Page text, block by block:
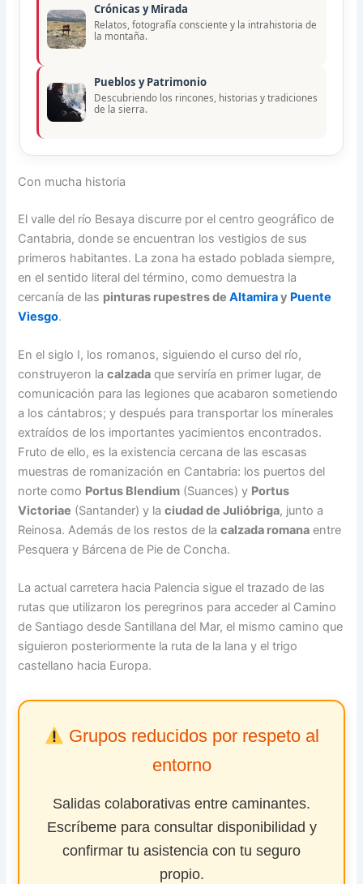
Crónicas y Mirada
Relatos, fotografía consciente y la intrahistoria de
la montaña.
Pueblos y Patrimonio
Descubriendo los rincones, historias y tradiciones
de la sierra.
Con mucha historia
El valle del río Besaya discurre por el centro geográfico de
Cantabria, donde se encuentran los vestigios de sus
primeros habitantes. La zona ha estado poblada siempre,
en el sentido literal del término, como demuestra la
cercanía de las pinturas rupestres deAltamiray Puente
Viesgo.
En el siglo I, los romanos, siguiendo el curso del río,
construyeron lacalzada que serviría en primer lugar, de
comunicación para las legiones que acabaron sometiendo
a los cántabros; y después para transportar los minerales
extraídos de los importantes yacimientos encontrados.
Fruto de ello, es la existencia cercana de las escasas
muestras de romanización en Cantabria: los puertos del
norte como Portus Blendium (Suances) y Portus
Victoriae (Santander) y laciudad de Julióbriga, junto a
Reinosa. Además de los restos de lacalzada romana entre
Pesquera y Bárcena de Pie de Concha.
La actual carretera hacia Palencia sigue el trazado de las
rutas que utilizaron los peregrinos para acceder al Camino
de Santiago desde Santillana del Mar, el mismo camino que
siguieron posteriormente la ruta de la lana y el trigo
castellano hacia Europa.
Grupos reducidos por respeto al
entorno
Salidas colaborativas entre caminantes.
Escríbeme para consultar disponibilidad y
confirmar tu asistencia con tu seguro
propio.